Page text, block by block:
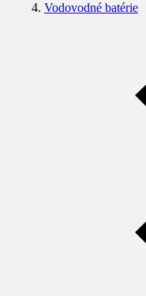
Vodovodné batérie